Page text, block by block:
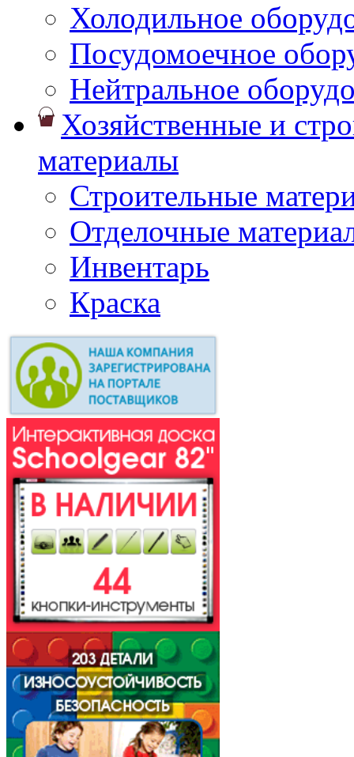
Холодильное
Посудомоечное
Нейтральное
Хозяйственные и
материалы
Строительные
Отделочные
Инвентарь
Краска